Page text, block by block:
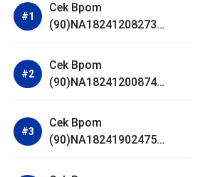
Cek Bpom
(90)NA18241208273
Bright Radiance Face
Wash
Cek Bpom
(90)NA18241200874
Acne Calm Micellar Water
Cek Bpom
(90)NA18241902475